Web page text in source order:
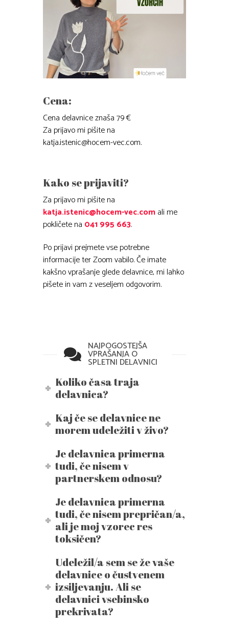
Cena:
Cena delavnice znaša 79 €
Za prijavo mi pišite na
katja.istenic@hocem-vec.com.
Kako se prijaviti?
Za prijavo mi pišite na
katja.istenic@hocem-vec.comali me
pokličete na 041 995 663.
Po prijavi prejmete vse potrebne
informacije ter Zoom vabilo. Če imate
kakšno vprašanje glede delavnice, mi lahko
pišete in vam z veseljem odgovorim.
NAJPOGOSTEJŠA
VPRAŠANJA O
SPLETNI DELAVNICI
Koliko časa traja
delavnica?
Kaj če se delavnice ne
morem udeležiti v živo?
Je delavnica primerna
tudi, če nisem v
partnerskem odnosu?
Je delavnica primerna
tudi, če nisem prepričan/a,
ali je moj vzorec res
toksičen?
Udeležil/a sem se že vaše
delavnice o čustvenem
izsiljevanju. Ali se
delavnici vsebinsko
prekrivata?